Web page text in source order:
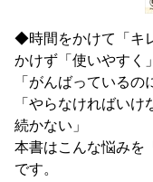
◆時間をかけて「キ
かけず「使いやすく
「がんばっているの
「やらなければい
続かない」
本書はこんな悩みを
です。